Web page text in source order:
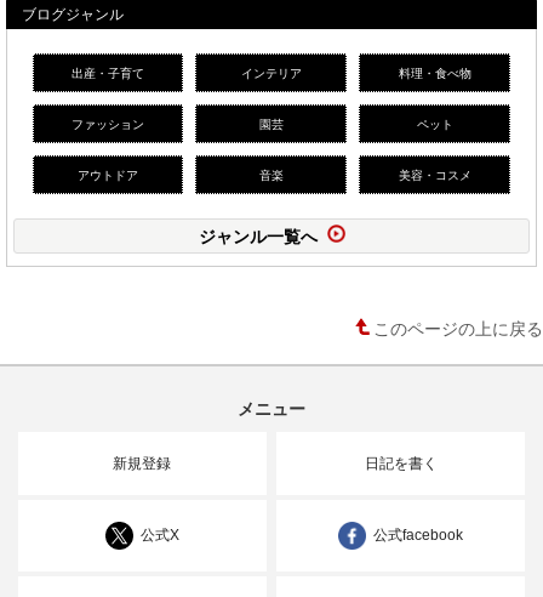
ブログジャンル
出産・子育て インテリア 料理・食べ物
ファッション 園芸 ペット
アウトドア 音楽 美容・コスメ
ジャンル一覧へ
このページの上に戻る
メニュー
新規登録 日記を書く
公式X 公式facebook